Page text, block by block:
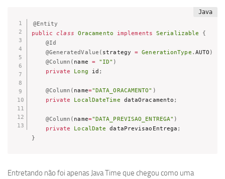
@Entity
public class Oracamento implements Serializable
{
@Id
@GeneratedValue ( strategy = GenerationType . AUTO )
@Column ( name = "ID" )
private
Long id ;
@Column ( name="DATA_ORACAMENTO" )
private
LocalDateTime dataOracamento ;
@Column ( name="DATA_PREVISAO_ENTREGA" )
private
LocalDate dataPrevisaoEntrega ;
}
Entretando não foi apenas Java Time que chegou como uma